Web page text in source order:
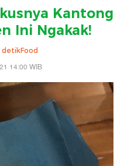
Kantong
Ini Ngakak!
detikFood
14:00 WIB